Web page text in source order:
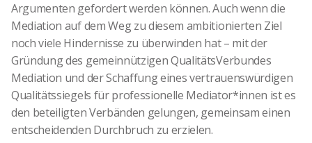
Argumenten gefordert werden können. Auch wenn die
Mediation auf dem Weg zu diesem ambitionierten Ziel
noch viele Hindernisse zu überwinden hat – mit der
Gründung des gemeinnützigen QualitätsVerbundes
Mediation und der Schaffung eines vertrauenswürdigen
Qualitätssiegels für professionelle Mediator*innen ist es
den beteiligten Verbänden gelungen, gemeinsam einen
entscheidenden Durchbruch zu erzielen.